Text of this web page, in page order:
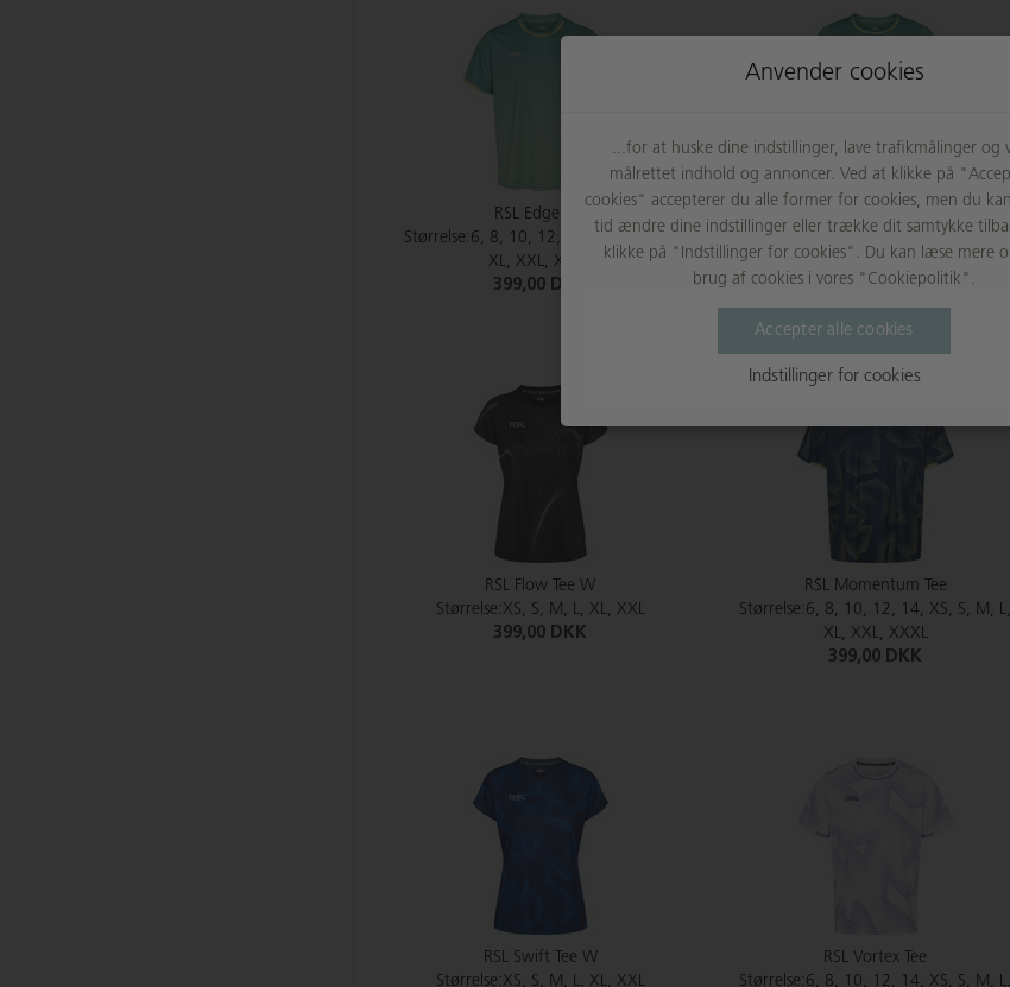
RSL Edge Tee
Størrelse:6, 8, 10, 12, 14, XS, S, M, L,
XL, XXL, XXXL
399,00 DKK
RSL Edge Tee W
Størrelse:XS, S, M, L, XL, XXL
399,00 DKK
RSL Flow Tee W
Størrelse:XS, S, M, L, XL, XXL
399,00 DKK
RSL Momentum Tee
Størrelse:6, 8, 10, 12, 14, XS, S, M, L,
XL, XXL, XXXL
399,00 DKK
RSL Swift Tee W
Størrelse:XS, S, M, L, XL, XXL
RSL Vortex Tee
Størrelse:6, 8, 10, 12, 14, XS, S, M, L,
Anvender cookies
...for at huske dine indstillinger, lave trafikmålinger og
målrettet indhold og annoncer. Ved at klikke på
cookies" accepterer du alle former for cookies, men du
tid ændre dine indstillinger eller trække dit samtykke
klikke på "Indstillinger for cookies". Du kan læse mere
brug af cookies i vores "Cookiepolitik".
Accepter alle cookies
Indstillinger for cookies